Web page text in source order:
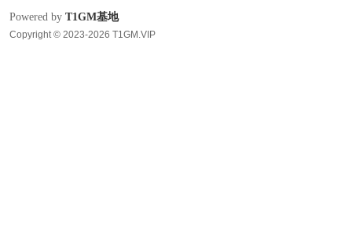
Powered by T1GM基地
Copyright © 2023-2026 T1GM.VIP